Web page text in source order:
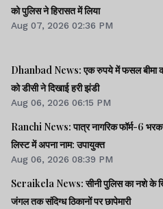
को पुलिस ने हिरासत में लिया
Aug 07, 2026 02:36 PM
Dhanbad News: एक रुपये में फसल बीमा
को डीसी ने दिखाई हरी झंडी
Aug 06, 2026 06:15 PM
Ranchi News: पात्र नागरिक फॉर्म-6
लिस्ट में अपना नाम: उपायुक्त
Aug 06, 2026 08:39 PM
Seraikela News: सीनी पुलिस का नशे के
जंगल तक संदिग्ध ठिकानों पर छापेमारी